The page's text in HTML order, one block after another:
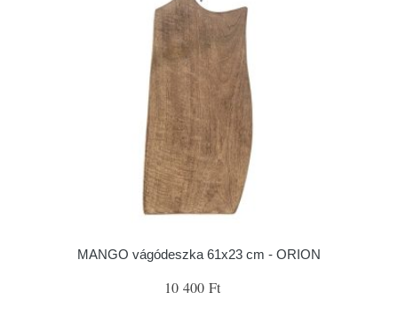
MANGO vágódeszka 61x23 cm - ORION
10 400 Ft